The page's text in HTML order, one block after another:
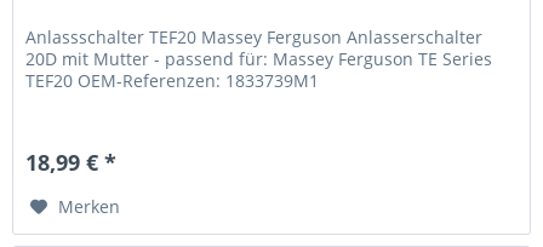
Anlassschalter TEF20 Massey Ferguson Anlasserschalter
20D mit Mutter - passend für: Massey Ferguson TE Series
TEF20 OEM-Referenzen: 1833739M1
18,99 € *
Merken